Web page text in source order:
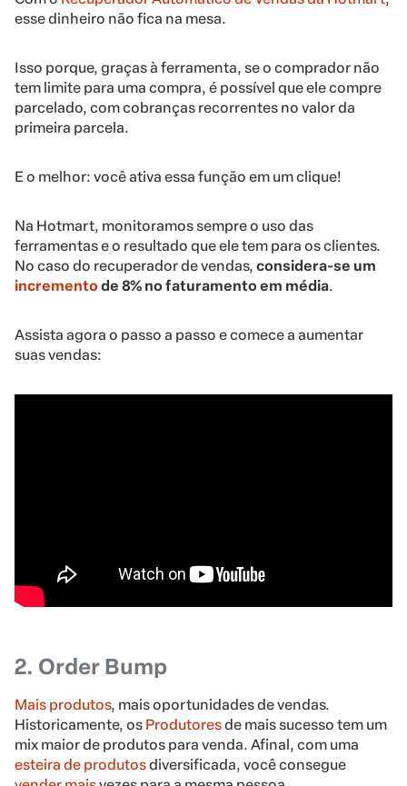
esse dinheiro não fica na mesa.
Isso porque, graças à ferramenta, se o comprador não
tem limite para uma compra, é possível que ele compre
parcelado, com cobranças recorrentes no valor da
primeira parcela.
E o melhor: você ativa essa função em um clique!
Na Hotmart, monitoramos sempre o uso das
ferramentas e o resultado que ele tem para os clientes.
No caso do recuperador de vendas, considera-se um
incrementode 8% no faturamento em média.
Assista agora o passo a passo e comece a aumentar
suas vendas:
2. Order Bump
Mais produtos, mais oportunidades de vendas.
Historicamente, os Produtoresde mais sucesso tem um
mix maior de produtos para venda. Afinal, com uma
esteira de produtosdiversificada, você consegue